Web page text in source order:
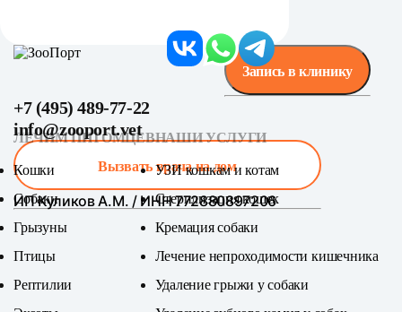
Запись в клинику
+7 (495) 489-77-22
info@zooport.vet
Вызвать врача на дом
ИП Куликов А.М. / ИНН 772880897206
ЛЕЧИМ ПИТОМЦЕВ
Кошки
Собаки
Грызуны
Птицы
Рептилии
НАШИ УСЛУГИ
УЗИ кошкам и котам
Стерилизация кошек
Кремация собаки
Лечение непроходимости кишечника
Удаление грыжи у собаки